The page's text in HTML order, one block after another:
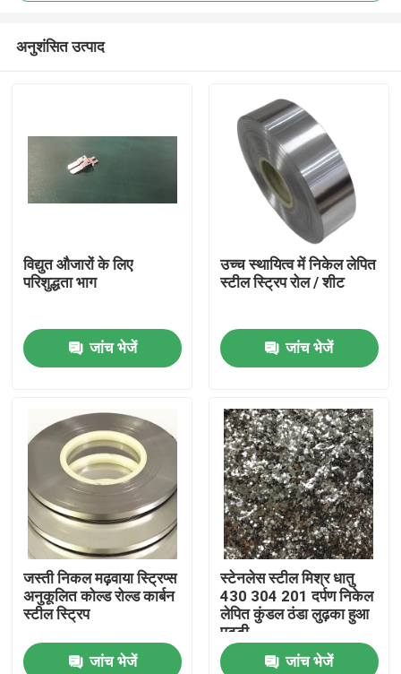
घर
उत्पादों
हमारे बारे में
अनुशंसित उत्पाद
विद्युत औजारों के लिए
परिशुद्धता भाग
जांच भेजें
उच्च स्थायित्व में निकेल लेपित
स्टील स्ट्रिप रोल / शीट
जांच भेजें
जस्ती निकल मढ़वाया स्ट्रिप्स
अनुकूलित कोल्ड रोल्ड कार्बन
स्टील स्ट्रिप
जांच भेजें
स्टेनलेस स्टील मिश्र धातु
430 304 201 दर्पण निकेल
लेपित कुंडल ठंडा लुढ़का हुआ
पट्टी
जांच भेजें